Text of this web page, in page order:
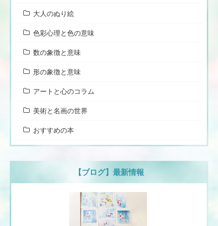
大人のぬり絵
色彩心理と色の意味
数の象徴と意味
形の象徴と意味
アートと心のコラム
美術と名画の世界
おすすめの本
【ブログ】最新情報